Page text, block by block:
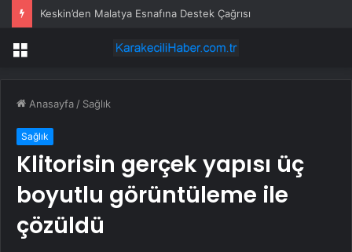
Murat Ongun CHP’den istifa etti
Menü
Anasayfa / Sağlık
Sağlık
Klitorisin gerçek yapısı üç
boyutlu görüntüleme ile
çözüldü